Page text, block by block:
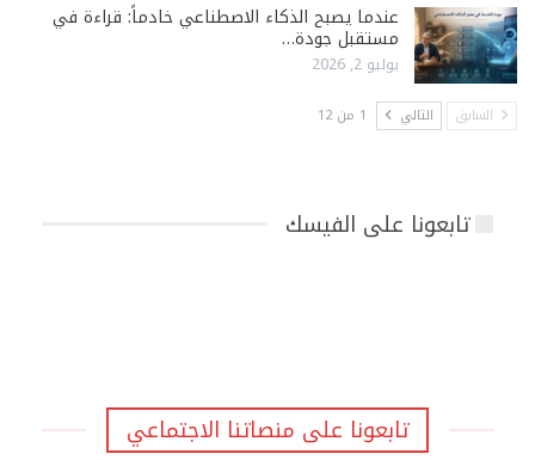
عندما يصبح الذكاء الاصطناعي خادماً: قراءة في
مستقبل جودة…
يوليو 2, 2026
السابق التالي 1 من 12
تابعونا على الفيسك
تابعونا على منصاتنا الاجتماعي